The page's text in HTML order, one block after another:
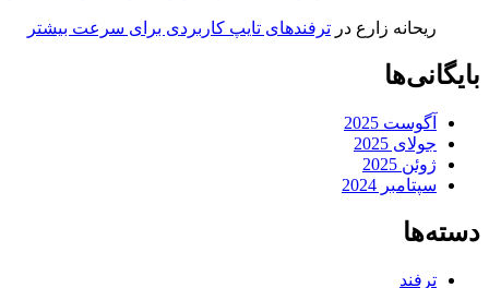
ریحانه زارع در ترفندهای تایپ کاربردی برای سرعت بیشتر
بایگانی‌ها
آگوست 2025
جولای 2025
ژوئن 2025
سپتامبر 2024
دسته‌ها
ترفند